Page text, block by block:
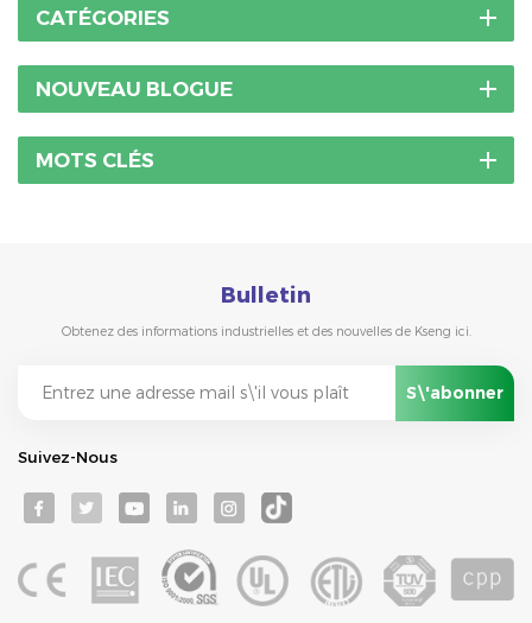
CATÉGORIES
NOUVEAU BLOGUE
MOTS CLÉS
Bulletin
Obtenez des informations industrielles et des nouvelles de Kseng ici.
Suivez-Nous